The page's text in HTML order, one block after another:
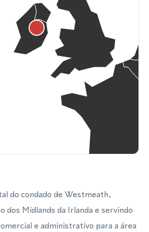
do condado de Westmeath,
dos Midlands da Irlanda e servindo
e administrativo para a área